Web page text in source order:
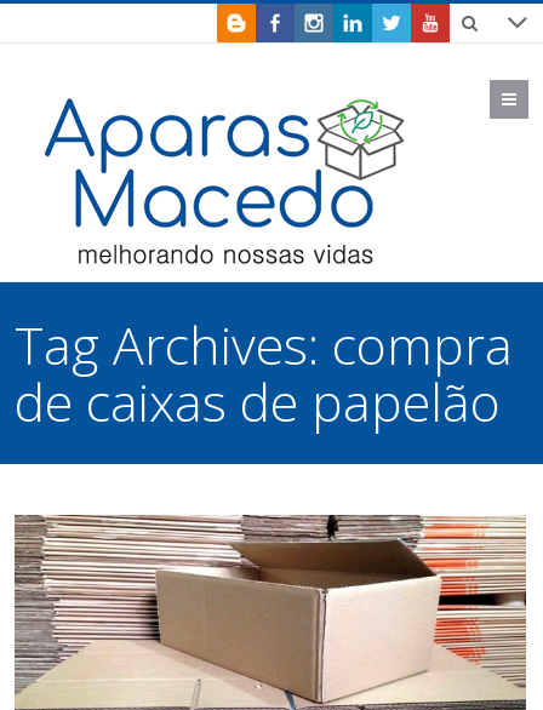
Tag Archives: compra
de caixas de papelão